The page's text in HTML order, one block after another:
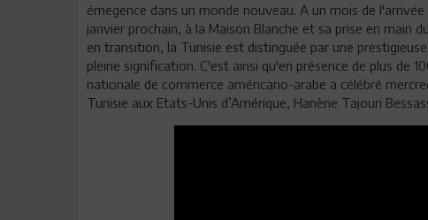
émegence dans un monde nouveau. A un mois de
janvier prochain, à la Maison Blanche et sa prise en
en transition, la Tunisie est distinguée par une
pleine signification. C'est ainsi qu'en présence de plus de
nationale de commerce américano-arabe a célébré
Tunisie aux Etats-Unis d’Amérique, Hanène Tajouri